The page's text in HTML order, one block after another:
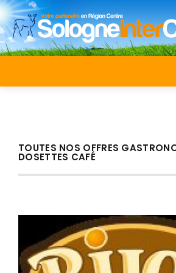
TOUTES NOS OFFRES
DOSETTES CAFÉ